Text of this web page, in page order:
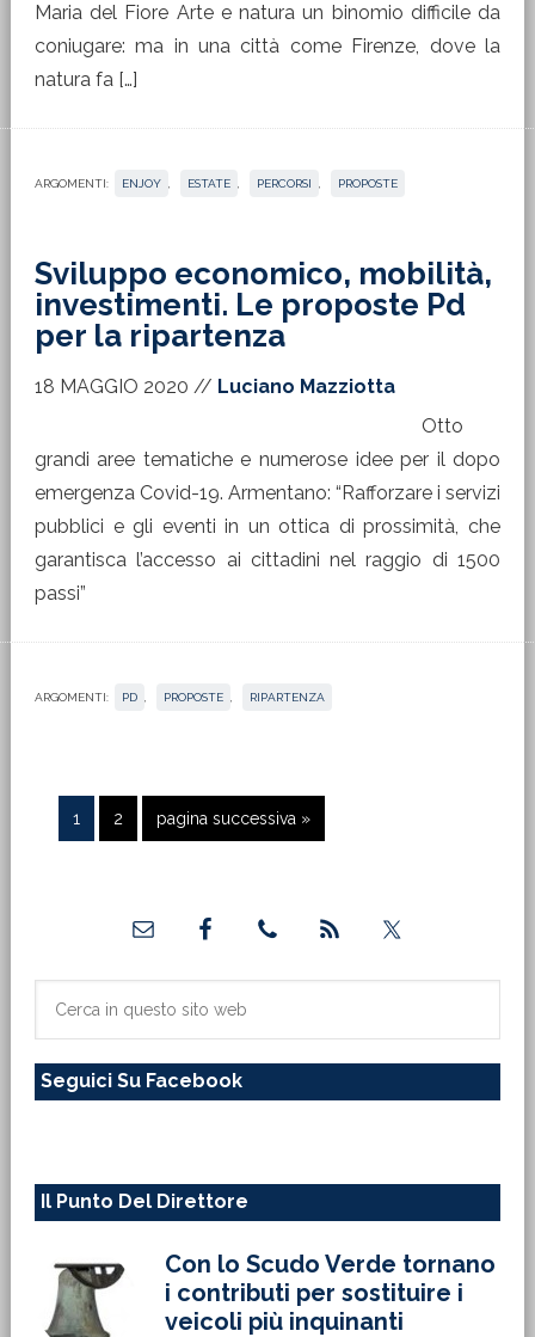
Maria del Fiore Arte e natura un binomio difficile da
coniugare: ma in una città come Firenze, dove la
natura fa […]
ARGOMENTI: ENJOY ESTATE PERCORSI PROPOSTE
Sviluppo economico, mobilità,
investimenti. Le proposte Pd
per la ripartenza
18 MAGGIO 2020 // Luciano Mazziotta
Otto
grandi aree tematiche e numerose idee per il dopo
emergenza Covid-19. Armentano: “Rafforzare i servizi
pubblici e gli eventi in un ottica di prossimità, che
garantisca l’accesso ai cittadini nel raggio di 1500
passi”
ARGOMENTI: PD PROPOSTE RIPARTENZA
Pagina
1 Pagina
2
Vai
alla
pagina successiva »
primaria
sito
Seguici Su Facebook
Il Punto Del Direttore
Con lo Scudo Verde tornano
i contributi per sostituire i
veicoli più inquinanti